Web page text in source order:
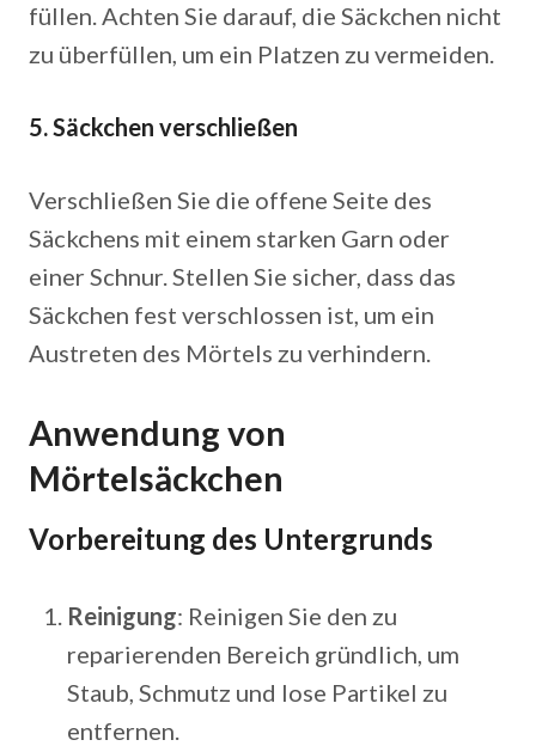
füllen. Achten Sie darauf, die Säckchen nicht
zu überfüllen, um ein Platzen zu vermeiden.
5. Säckchen verschließen
Verschließen Sie die offene Seite des
Säckchens mit einem starken Garn oder
einer Schnur. Stellen Sie sicher, dass das
Säckchen fest verschlossen ist, um ein
Austreten des Mörtels zu verhindern.
Anwendung von
Mörtelsäckchen
Vorbereitung des Untergrunds
Reinigung: Reinigen Sie den zu
reparierenden Bereich gründlich, um
Staub, Schmutz und lose Partikel zu
entfernen.